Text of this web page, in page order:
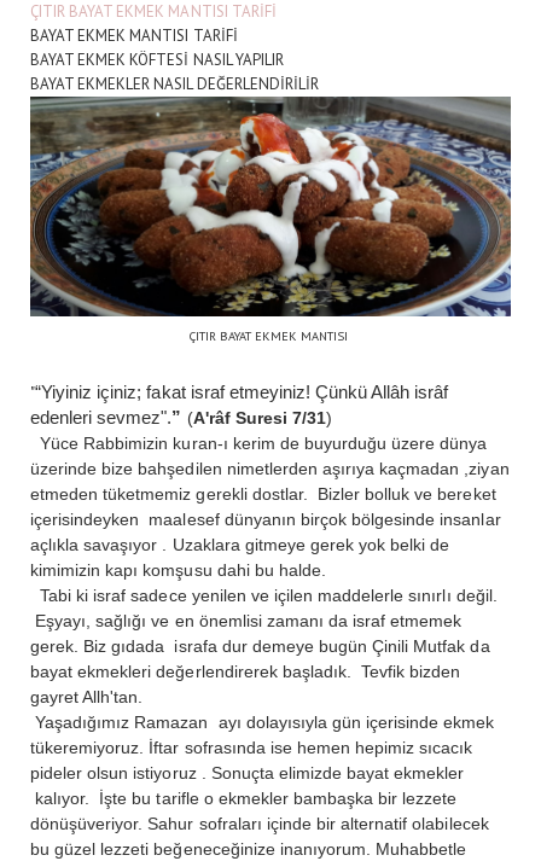
ÇITIR BAYAT EKMEK MANTISI TARİFİ
BAYAT EKMEK MANTISI TARİFİ
BAYAT EKMEK KÖFTESİ NASIL YAPILIR
BAYAT EKMEKLER NASIL DEĞERLENDİRİLİR
ÇITIR BAYAT EKMEK MANTISI
"“Yiyiniz içiniz; fakat israf etmeyiniz! Çünkü Allâh isrâf
edenleri sevmez".” (A'râf Suresi 7/31)
Yüce Rabbimizin kuran-ı kerim de buyurduğu üzere dünya
üzerinde bize bahşedilen nimetlerden aşırıya kaçmadan ,ziyan
etmeden tüketmemiz gerekli dostlar. Bizler bolluk ve bereket
içerisindeyken maalesef dünyanın birçok bölgesinde insanlar
açlıkla savaşıyor . Uzaklara gitmeye gerek yok belki de
kimimizin kapı komşusu dahi bu halde.
Tabi ki israf sadece yenilen ve içilen maddelerle sınırlı değil.
Eşyayı, sağlığı ve en önemlisi zamanı da israf etmemek
gerek. Biz gıdada israfa dur demeye bugün Çinili Mutfak da
bayat ekmekleri değerlendirerek başladık. Tevfik bizden
gayret Allh'tan.
Yaşadığımız Ramazan ayı dolayısıyla gün içerisinde ekmek
tükeremiyoruz. İftar sofrasında ise hemen hepimiz sıcacık
pideler olsun istiyoruz . Sonuçta elimizde bayat ekmekler
kalıyor. İşte bu tarifle o ekmekler bambaşka bir lezzete
dönüşüveriyor. Sahur sofraları içinde bir alternatif olabilecek
bu güzel lezzeti beğeneceğinize inanıyorum. Muhabbetle